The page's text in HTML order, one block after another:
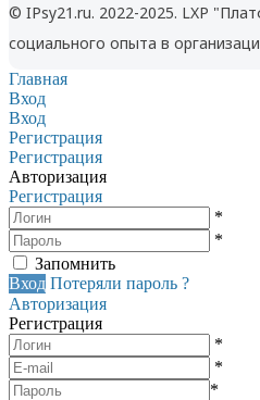
© IPsy21.ru. 2022-2025. LXP
социального опыта в
Главная
Вход
Вход
Регистрация
Регистрация
Авторизация
Регистрация
*
*
Запомнить
Вход Потеряли пароль ?
Авторизация
Регистрация
*
*
*